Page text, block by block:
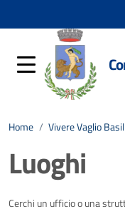
Home / Vivere Vaglio
Luoghi
Cerchi un ufficio o una